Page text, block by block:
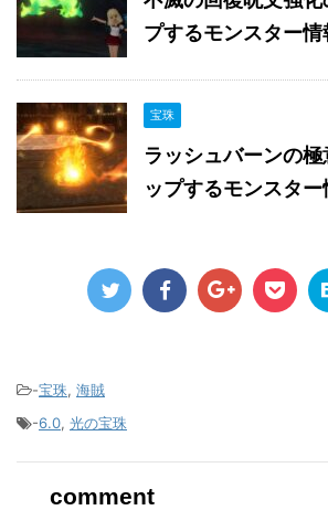
プするモンスター情
宝珠
ラッシュバーンの
ップするモンスタ
-宝珠, 海賊
-6.0, 光の宝珠
comment